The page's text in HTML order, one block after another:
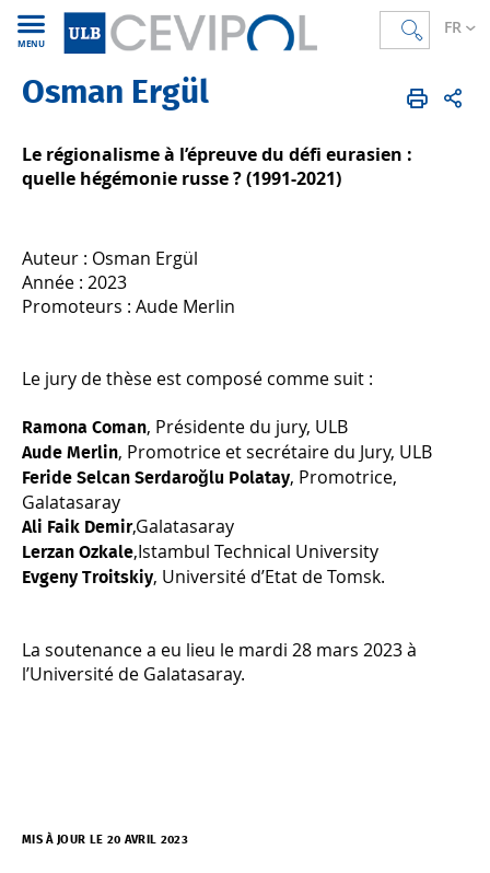
FR
MENU
CEVIPOL FR Recherche
Osman Ergül
Le régionalisme à l’épreuve du défi eurasien :
quelle hégémonie russe ? (1991-2021)
Auteur : Osman Ergül
Année : 2023
Promoteurs : Aude Merlin
Le jury de thèse est composé comme suit :
Ramona Coman, Présidente du jury, ULB
Aude Merlin, Promotrice et secrétaire du Jury, ULB
Feride Selcan Serdaroğlu Polatay, Promotrice,
Galatasaray
Ali Faik Demir,Galatasaray
Lerzan Ozkale,Istambul Technical University
Evgeny Troitskiy, Université d’Etat de Tomsk.
La soutenance a eu lieu le mardi 28 mars 2023 à
l’Université de Galatasaray.
MIS À JOUR LE 20 AVRIL 2023